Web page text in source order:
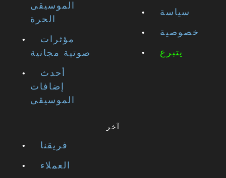
الموسيقى
الحرة
مؤثرات
صوتية مجانية
أحدث
إضافات
الموسيقى
سياسة
خصوصية
يتبرع
آخر
فريقنا
العملاء